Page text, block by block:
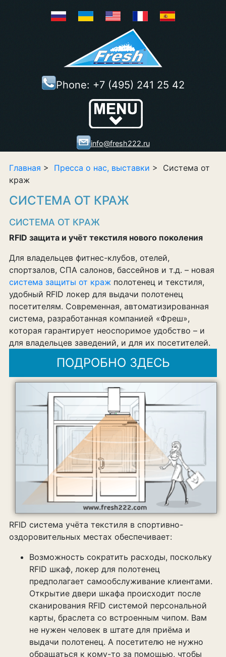
Show/Hide
Right Push
Menu
Phone: +7 (495) 241 25 42
info@fresh222.ru
Главная > Пресса о нас, выставки > Система от
краж
СИСТЕМА ОТ КРАЖ
СИСТЕМА ОТ КРАЖ
RFID защита и учёт текстиля нового поколения
Для владельцев фитнес-клубов, отелей,
спортзалов, СПА салонов, бассейнов и т.д. – новая
система защиты от краж полотенец и текстиля,
удобный RFID локер для выдачи полотенец
посетителям. Современная, автоматизированная
система, разработанная компанией «Фреш»,
которая гарантирует неоспоримое удобство – и
для владельцев заведений, и для их посетителей.
ПОДРОБНО ЗДЕСЬ
RFID система учёта текстиля в спортивно-
оздоровительных местах обеспечивает:
Возможность сократить расходы, поскольку
RFID шкаф, локер для полотенец
предполагает самообслуживание клиентами.
Открытие двери шкафа происходит после
сканирования RFID системой персональной
карты, браслета со встроенным чипом. Вам
не нужен человек в штате для приёма и
выдачи полотенец. А посетителю не нужно
обращаться к кому-то за помощью, чтобы